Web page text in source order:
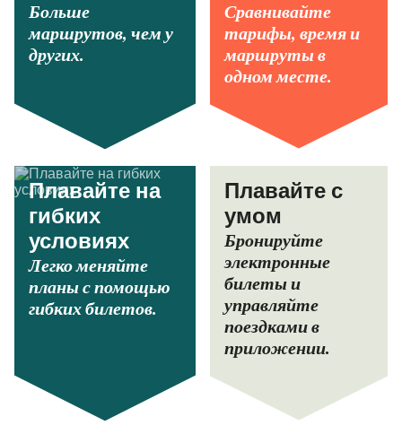
Больше
маршрутов, чем у
других.
Сравнивайте
тарифы, время и
маршруты в
одном месте.
Плавайте на
гибких
условиях
Легко меняйте
планы с помощью
гибких билетов.
Плавайте с
умом
Бронируйте
электронные
билеты и
управляйте
поездками в
приложении.